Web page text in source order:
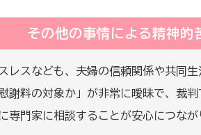
その他の事情による精神的
レスなども、夫婦の信頼関係や共同
謝料の対象か」が非常に曖昧で、裁
門家に相談することが安心につなが